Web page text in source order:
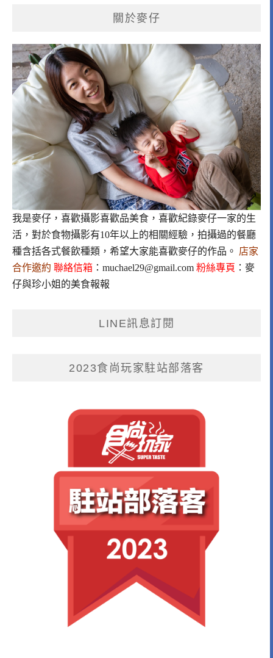
關於麥仔
我是麥仔，喜歡攝影喜歡品美食，喜歡紀錄麥仔一家的生
活，對於食物攝影有10年以上的相關經驗，拍攝過的餐廳
種含括各式餐飲種類，希望大家能喜歡麥仔的作品。 店家
合作邀約 聯絡信箱 ： muchael29@gmail.com 粉絲專頁 ： 麥
仔與珍小姐的美食報報
LINE訊息訂閱
2023食尚玩家駐站部落客